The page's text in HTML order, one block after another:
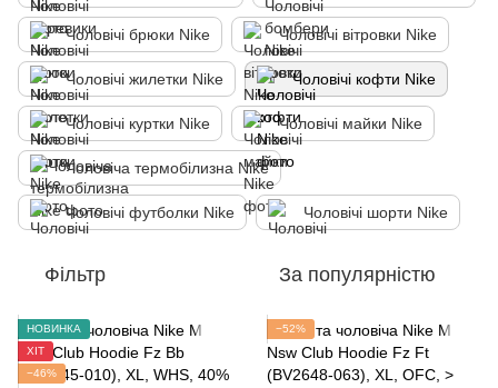
Чоловічі брюки Nike Чоловічі вітровки Nike
Чоловічі жилетки Nike Чоловічі кофти Nike
Чоловічі куртки Nike Чоловічі майки Nike
Чоловіча термобілизна Nike
Чоловічі футболки Nike Чоловічі шорти Nike
Фільтр За популярністю
НОВИНКА
ХІТ
−46%
−52%